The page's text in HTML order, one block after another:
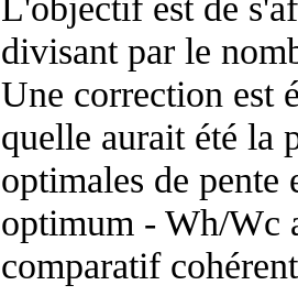
divisant par le
Une correction est
quelle aurait été la
optimales de
optimum - Wh/Wc
comparatif